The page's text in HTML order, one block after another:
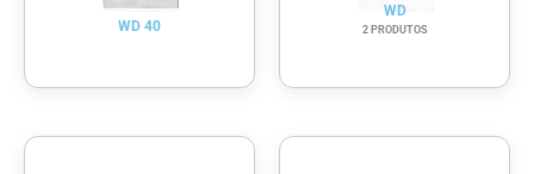
WD 40
WD
2 PRODUTOS